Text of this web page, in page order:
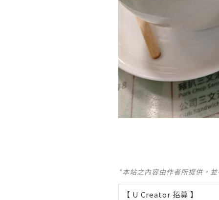
*本站之內容由作者所提供，
【 U Creator 招募 】